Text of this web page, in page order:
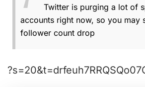
Twitter is purging a lot of
accounts right now, so you may
follower count drop